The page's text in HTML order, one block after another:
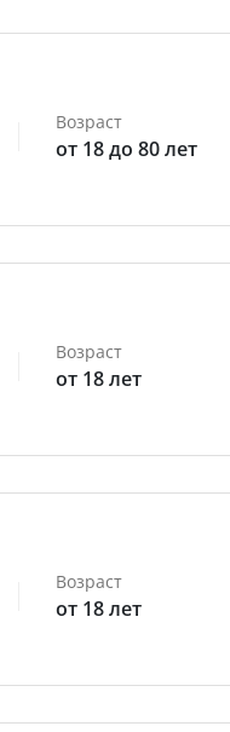
Возраст
от 18 до 80 лет
Возраст
от 18 лет
Возраст
от 18 лет